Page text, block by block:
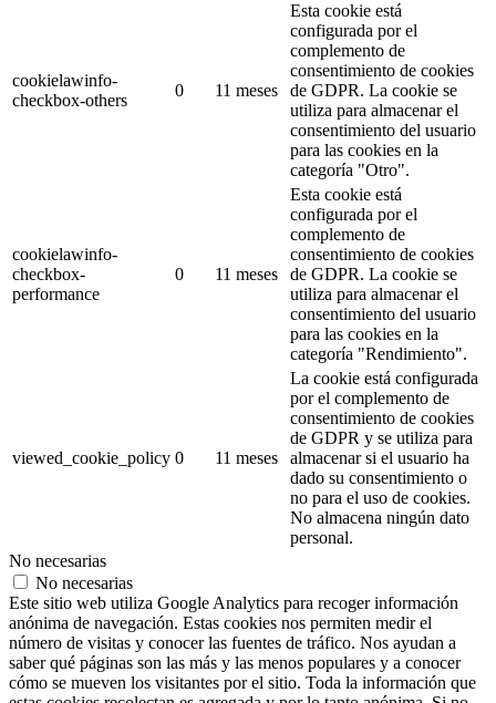
cookielawinfo-
checkbox-others
0 11 meses
Esta cookie está
configurada por el
complemento de
consentimiento de cookies
de GDPR. La cookie se
utiliza para almacenar el
consentimiento del usuario
para las cookies en la
categoría "Otro".
cookielawinfo-
checkbox-
performance
0 11 meses
Esta cookie está
configurada por el
complemento de
consentimiento de cookies
de GDPR. La cookie se
utiliza para almacenar el
consentimiento del usuario
para las cookies en la
categoría "Rendimiento".
viewed_cookie_policy 0 11 meses
La cookie está configurada
por el complemento de
consentimiento de cookies
de GDPR y se utiliza para
almacenar si el usuario ha
dado su consentimiento o
no para el uso de cookies.
No almacena ningún dato
personal.
No necesarias
No necesarias
Este sitio web utiliza Google Analytics para recoger información
anónima de navegación. Estas cookies nos permiten medir el
número de visitas y conocer las fuentes de tráfico. Nos ayudan a
saber qué páginas son las más y las menos populares y a conocer
cómo se mueven los visitantes por el sitio. Toda la información que